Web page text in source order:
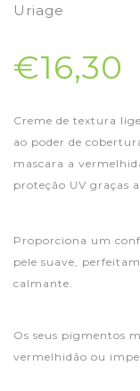
Uriage
€16,30
Creme de textura
ao poder de
mascara a
proteção UV graças
Proporciona um
pele suave,
calmante.
Os seus pigmentos
vermelhidão ou